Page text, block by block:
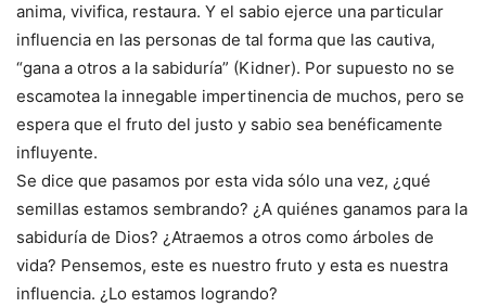
anima, vivifica, restaura. Y el sabio ejerce una particular
influencia en las personas de tal forma que las cautiva,
“gana a otros a la sabiduría” (Kidner). Por supuesto no se
escamotea la innegable impertinencia de muchos, pero se
espera que el fruto del justo y sabio sea benéficamente
influyente.
Se dice que pasamos por esta vida sólo una vez, ¿qué
semillas estamos sembrando? ¿A quiénes ganamos para la
sabiduría de Dios? ¿Atraemos a otros como árboles de
vida? Pensemos, este es nuestro fruto y esta es nuestra
influencia. ¿Lo estamos logrando?